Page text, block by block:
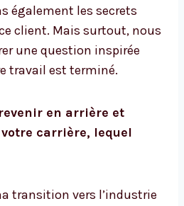
également les secrets
client. Mais surtout, nous
une question inspirée
travail est terminé.
en arrière et
carrière, lequel
transition vers l’industrie